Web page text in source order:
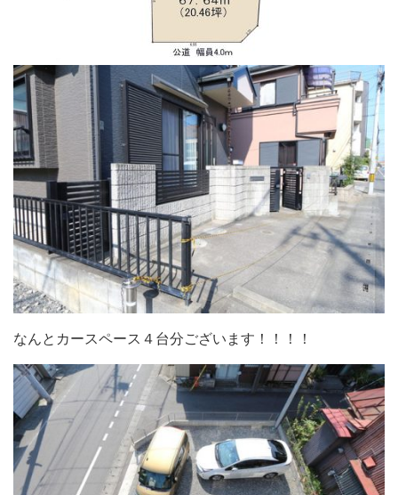
なんとカースペース４台分ございます！！！！